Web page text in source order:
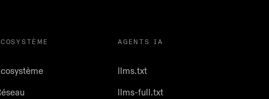
AGENTS IA
llms.txt
llms-full.txt